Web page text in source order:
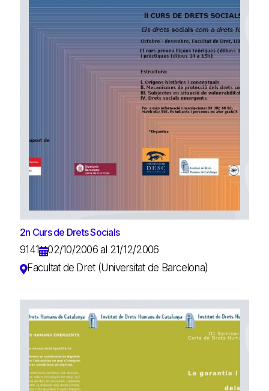
2n Curs de Drets Socials
9141
02/10/2006 al 21/12/2006
Facultat de Dret (Universitat de Barcelona)